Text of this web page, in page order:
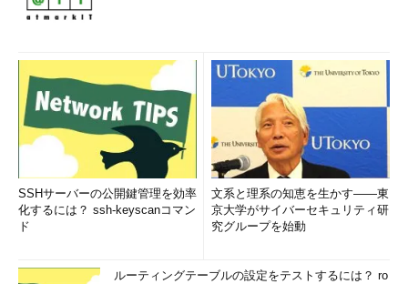
SSHサーバーの公開鍵管理を効率
化するには？ ssh-keyscanコマン
ド
文系と理系の知恵を生かす――東
京大学がサイバーセキュリティ研
究グループを始動
ルーティングテーブルの設定をテストするには？ ro